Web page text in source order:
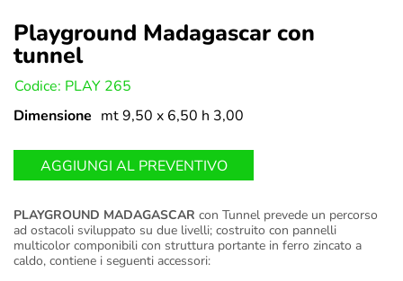
Playground Madagascar con
tunnel
Codice: PLAY 265
Dimensione mt 9,50 x 6,50 h 3,00
AGGIUNGI AL PREVENTIVO
PLAYGROUND MADAGASCAR con Tunnel prevede un percorso
ad ostacoli sviluppato su due livelli; costruito con pannelli
multicolor componibili con struttura portante in ferro zincato a
caldo, contiene i seguenti accessori: